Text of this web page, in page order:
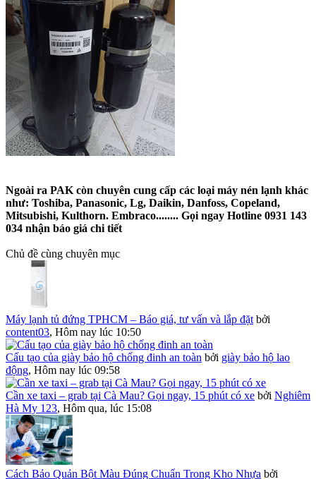
Ngoài ra PAK còn chuyên cung cấp các loại máy nén lạnh khác
như: Toshiba, Panasonic, Lg, Daikin, Danfoss, Copeland,
Mitsubishi, Kulthorn. Embraco........ Gọi ngay Hotline 0931 143
034 nhận báo giá chi tiết
Chủ đề cùng chuyên mục
Máy lạnh tủ đứng TPHCM – Báo giá, tư vấn và lắp đặt bởi
content03, Hôm nay lúc 10:50
Cấu tạo của giày bảo hộ chống đinh an toàn bởi giày bảo hộ lao
động, Hôm nay lúc 09:58
Cần xe taxi – grab tại Cà Mau? Gọi ngay, 15 phút có xe bởi Nghiêm
Hà My 123, Hôm qua, lúc 15:08
Cách Bảo Quản Bột Màu Đúng Chuẩn Trong Kho Nhựa bởi